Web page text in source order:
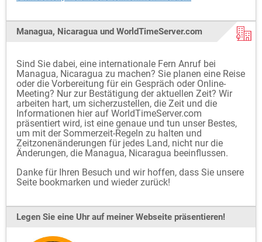
Managua, Nicaragua und WorldTimeServer.com
Sind Sie dabei, eine internationale Fern Anruf bei
Managua, Nicaragua zu machen? Sie planen eine Reise
oder die Vorbereitung für ein Gespräch oder Online-
Meeting? Nur zur Bestätigung der aktuellen Zeit? Wir
arbeiten hart, um sicherzustellen, die Zeit und die
Informationen hier auf WorldTimeServer.com
präsentiert wird, ist eine genaue und tun unser Bestes,
um mit der Sommerzeit-Regeln zu halten und
Zeitzonenänderungen für jedes Land, nicht nur die
Änderungen, die Managua, Nicaragua beeinflussen.
Danke für Ihren Besuch und wir hoffen, dass Sie unsere
Seite bookmarken und wieder zurück!
Legen Sie eine Uhr auf meiner Webseite präsentieren!